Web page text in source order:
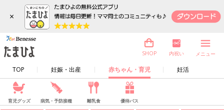
×
TOP 妊娠・出産 赤ちゃん・育児 妊活
SHOP 内祝い メニュー
育児グッズ 病気・予防接種 離乳食 優待パス